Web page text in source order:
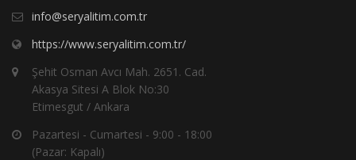
info@seryalitim.com.tr
https://www.seryalitim.com.tr/
Şehit Osman Avcı Mah. 2651. Cad.
Akasya Sitesi A Blok No:30
Etimesgut / Ankara
Pazartesi - Cumartesi - 9:00 - 18:00
(Pazar: Kapalı)